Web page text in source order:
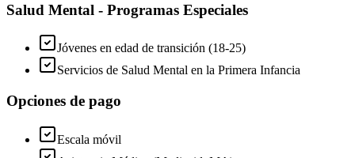
Salud Mental - Programas Especiales
Jóvenes en edad de transición (18-25)
Servicios de Salud Mental en la Primera Infancia
Opciones de pago
Escala móvil